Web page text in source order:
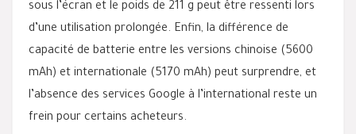
sous l’écran et le poids de 211 g peut être ressenti lors
d’une utilisation prolongée. Enfin, la différence de
capacité de batterie entre les versions chinoise (5600
mAh) et internationale (5170 mAh) peut surprendre, et
l’absence des services Google à l’international reste un
frein pour certains acheteurs.